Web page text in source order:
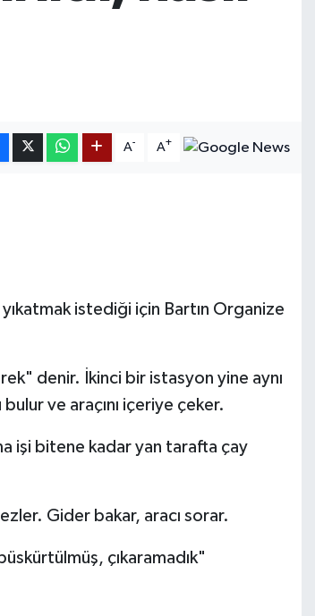
A- A+
istediği için Bartın Organize
denir. İkinci bir istasyon yine aynı
ve araçını içeriye çeker.
işi bitene kadar yan tarafta çay
Gider bakar, aracı sorar.
çıkaramadık"